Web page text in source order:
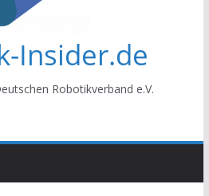
Insider.de
Robotikverband e.V.